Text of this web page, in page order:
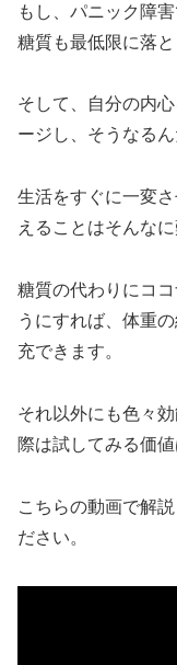
もし、パニック障
糖質も最低限に落と
そして、自分の内
ージし、そうなる
生活をすぐに一変
えることはそんな
糖質の代わりにコ
うにすれば、体重
充できます。
それ以外にも色々
際は試してみる価値
こちらの動画で解
ださい。